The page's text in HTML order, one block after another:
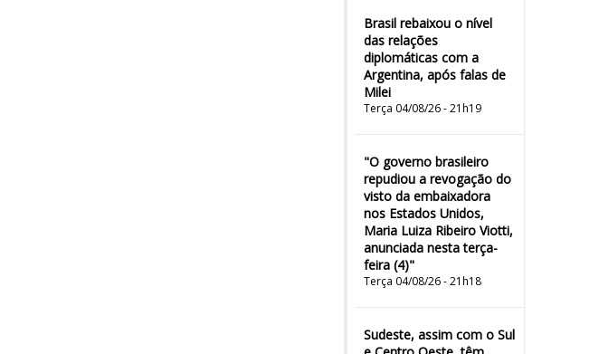
Brasil rebaixou o nível
das relações
diplomáticas com a
Argentina, após falas de
Milei
Terça 04/08/26 - 21h19
"O governo brasileiro
repudiou a revogação do
visto da embaixadora
nos Estados Unidos,
Maria Luiza Ribeiro Viotti,
anunciada nesta terça-
feira (4)"
Terça 04/08/26 - 21h18
Sudeste, assim com o Sul